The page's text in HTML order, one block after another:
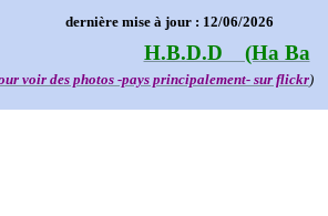
dernière mise à jour : 12/06/2026
H.B.D.D (Ha Ba
voir des photos -pays principalement- sur flickr)